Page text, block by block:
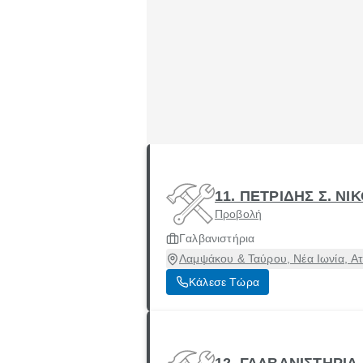
11. ΠΕΤΡΙΔΗΣ Σ.
Προβολή
Γαλβανιστήρια
Λαμψάκου & Ταύρου, Νέα Ιωνία,
Κάλεσε Τώρα